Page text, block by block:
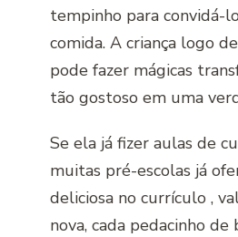
tempinho para convidá-
comida. A criança logo
pode fazer mágicas
tão gostoso em uma
Se ela já fizer aulas de
muitas pré-escolas já
deliciosa no currículo ,
nova, cada pedacinho